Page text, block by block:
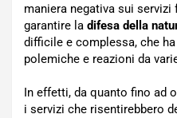
maniera negativa sui
garantire la difesa della
difficile e complessa, che
polemiche e reazioni da
In effetti, da quanto fino ad
i servizi che risentirebbero